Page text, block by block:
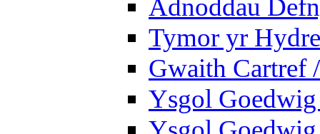
Adnoddau
Tymor yr
Gwaith Cartref
Ysgol